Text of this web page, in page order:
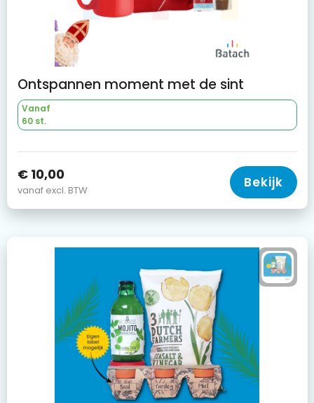
Ontspannen moment met de sint
Vanaf
60 st.
€ 10,00
vanaf excl. BTW Bekijk